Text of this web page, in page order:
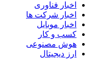
اخبار فناوری
اخبار شرکت ها
اخبار موبایل
کسب و کار
هوش مصنوعی
ارز دیجیتال